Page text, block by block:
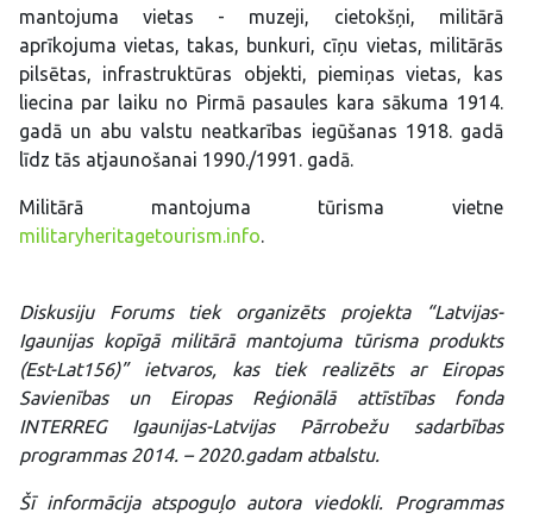
mantojuma vietas - muzeji, cietokšņi, militārā
aprīkojuma vietas, takas, bunkuri, cīņu vietas, militārās
pilsētas, infrastruktūras objekti, piemiņas vietas, kas
liecina par laiku no Pirmā pasaules kara sākuma 1914.
gadā un abu valstu neatkarības iegūšanas 1918. gadā
līdz tās atjaunošanai 1990./1991. gadā.
Militārā mantojuma tūrisma vietne
militaryheritagetourism.info.
Diskusiju Forums tiek organizēts projekta “Latvijas-
Igaunijas kopīgā militārā mantojuma tūrisma produkts
(Est-Lat156)” ietvaros, kas tiek realizēts ar Eiropas
Savienības un Eiropas Reģionālā attīstības fonda
INTERREG Igaunijas-Latvijas Pārrobežu sadarbības
programmas 2014. – 2020.gadam atbalstu.
Šī informācija atspoguļo autora viedokli. Programmas